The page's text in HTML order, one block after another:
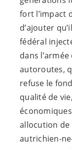
fort l’impact
d’ajouter
fédéral
dans
autoroutes,
refuse le
qualité de
allocution de
autrichien-